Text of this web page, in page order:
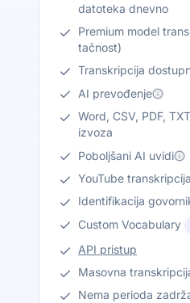
datoteka dnevno
Premium model
tačnost)
Transkripcija
AI prevođenje
Word, CSV, PDF,
izvoza
Poboljšani AI uvidi
YouTube transkripcija
Identifikacija
Custom Vocabulary
API pristup
Masovna
Nema perioda